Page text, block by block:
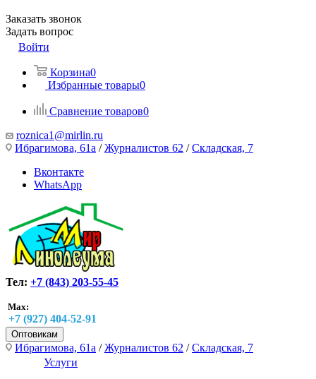
Заказать звонок
Задать вопрос
Войти
Корзина0
Избранные товары0
Сравнение товаров0
roznica1@mirlin.ru
Ибрагимова, 61а /Журналистов 62 /Складская, 7
Вконтакте
WhatsApp
Тел: +7 (843) 203-55-45
Max:
+7 (927) 404-52-91
Оптовикам
Ибрагимова, 61а /Журналистов 62 /Складская, 7
Услуги